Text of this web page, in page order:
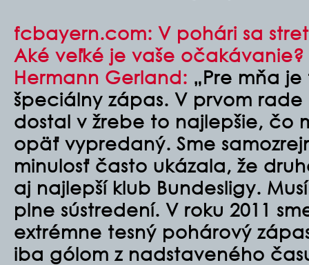
fcbayern.com: V pohári sa
Aké veľké je vaše očakávanie?
Hermann Gerland: „Pre mňa
špeciálny zápas. V prvom rade
dostal v žrebe to najlepšie, čo
opäť vypredaný. Sme
minulosť často ukázala, že
aj najlepší klub Bundesligy.
plne sústredení. V roku 2011
extrémne tesný pohárový
iba gólom z nadstaveného